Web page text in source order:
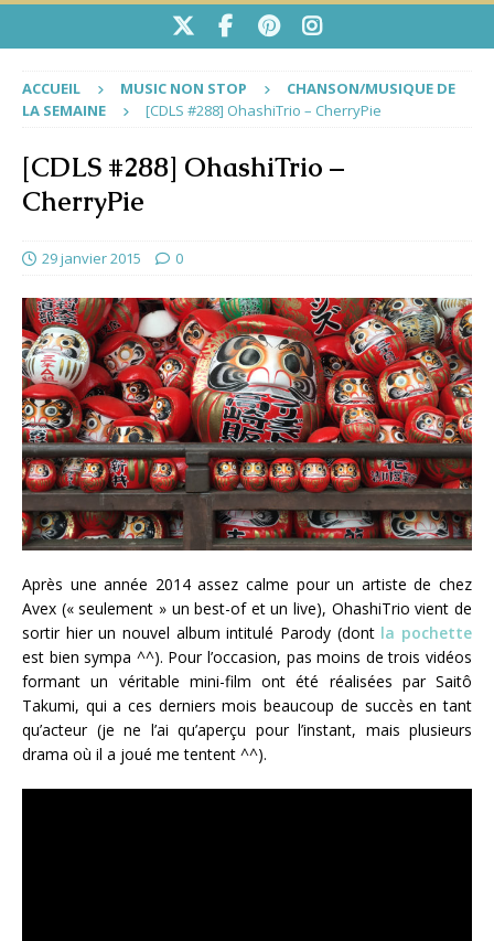
ACCUEIL MUSIC NON STOP
CHANSON/MUSIQUE DE
LA SEMAINE
[CDLS #288] OhashiTrio – CherryPie
[CDLS #288] OhashiTrio –
CherryPie
29 janvier 2015 0
Après une année 2014 assez calme pour un artiste de chez
Avex (« seulement » un best-of et un live), OhashiTrio vient de
sortir hier un nouvel album intitulé Parody (dont la pochette
est bien sympa ^^). Pour l’occasion, pas moins de trois vidéos
formant un véritable mini-film ont été réalisées par Saitô
Takumi, qui a ces derniers mois beaucoup de succès en tant
qu’acteur (je ne l’ai qu’aperçu pour l’instant, mais plusieurs
drama où il a joué me tentent ^^).